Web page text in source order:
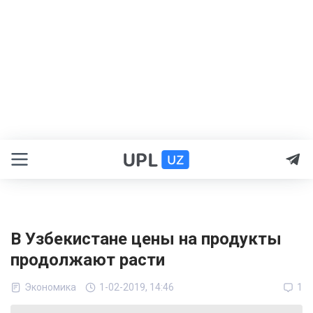
В Узбекистане цены на продукты
продолжают расти
Экономика 1-02-2019, 14:46 1